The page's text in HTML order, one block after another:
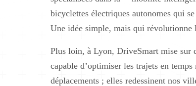
bicyclettes électriques autonomes qui
Une idée simple, mais qui révolutionne
Plus loin, à Lyon, DriveSmart mise sur
capable d’optimiser les trajets en
déplacements ; elles redessinent nos